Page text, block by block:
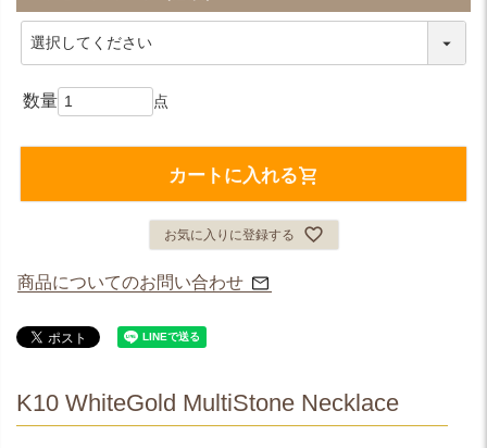
(
カートに入れる
お気に入りに登録する
商品についてのお問い合わせ
K10 WhiteGold MultiStone Necklace